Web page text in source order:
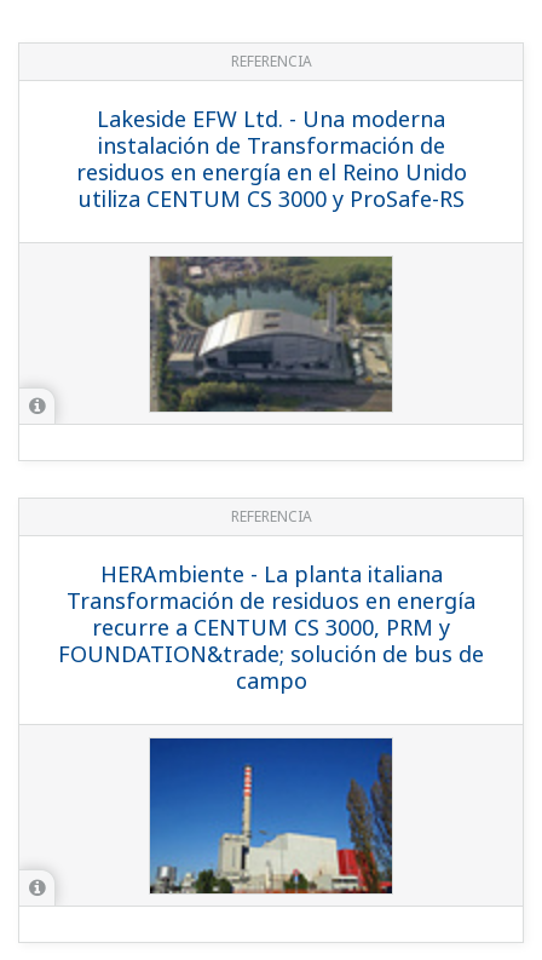
REFERENCIA
Lakeside EFW Ltd. - Una moderna
instalación de Transformación de
residuos en energía en el Reino Unido
utiliza CENTUM CS 3000 y ProSafe-RS
REFERENCIA
HERAmbiente - La planta italiana
Transformación de residuos en energía
recurre a CENTUM CS 3000, PRM y
FOUNDATION&trade; solución de bus de
campo